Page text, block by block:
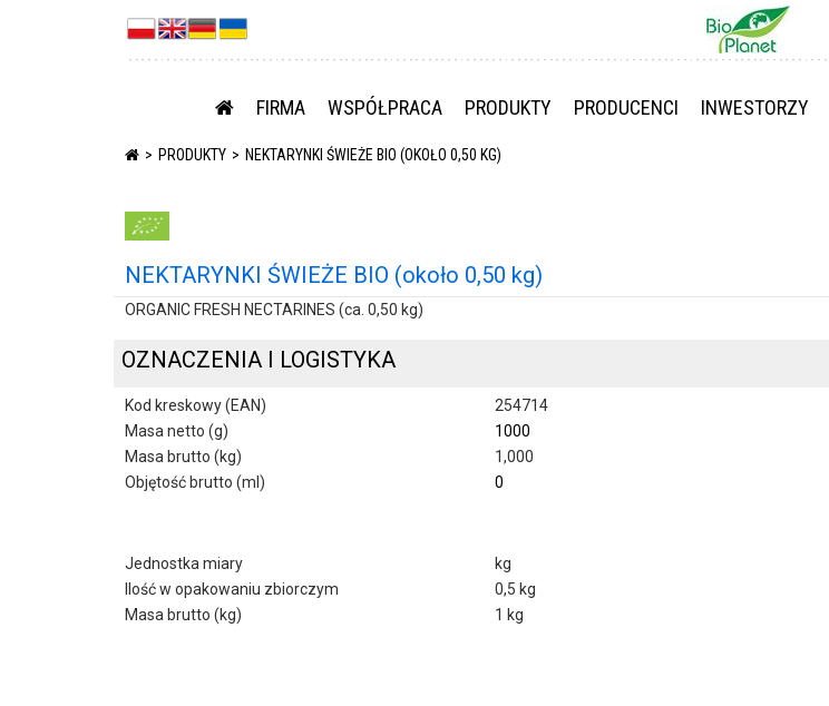
FIRMA WSPÓŁPRACA PRODUKTY PRODUCENCI INWESTORZY
PRODUKTY NEKTARYNKI ŚWIEŻE BIO (OKOŁO 0,50 KG)
NEKTARYNKI ŚWIEŻE BIO (około 0,50 kg)
ORGANIC FRESH NECTARINES (ca. 0,50 kg)
OZNACZENIA I LOGISTYKA
Kod kreskowy (EAN)
254714
Masa netto (g)
1000
Masa brutto (kg)
1,000
Objętość brutto (ml)
0
Jednostka miary
kg
Ilość w opakowaniu zbiorczym
0,5 kg
Masa brutto (kg)
1 kg